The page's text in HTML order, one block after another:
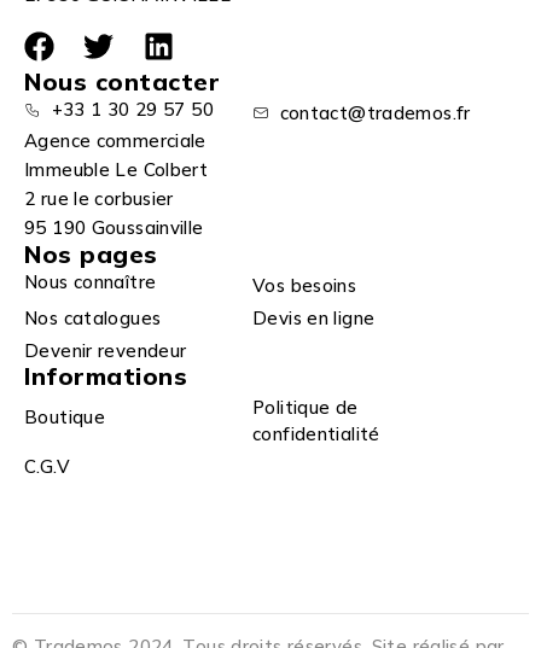
Nous contacter
+33 1 30 29 57 50
contact@trademos.fr
Agence commerciale
Immeuble Le Colbert
2 rue le corbusier
95 190 Goussainville
Nos pages
Nous connaître
Vos besoins
Nos catalogues
Devis en ligne
Devenir revendeur
Informations
Boutique
Politique de
confidentialité
C.G.V